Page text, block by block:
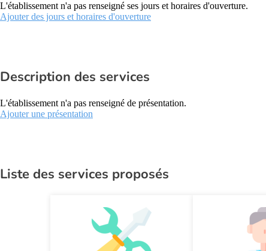
L'établissement n'a pas renseigné ses jours et horaires d'ouverture.
Ajouter des jours et horaires d'ouverture
Description des services
L'établissement n'a pas renseigné de présentation.
Ajouter une présentation
Liste des services proposés